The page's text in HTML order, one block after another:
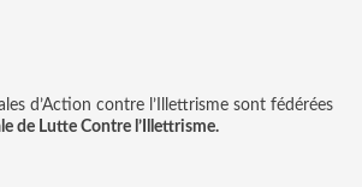
d’Action contre l’Illettrisme sont fédérées
de Lutte Contre l’Illettrisme.